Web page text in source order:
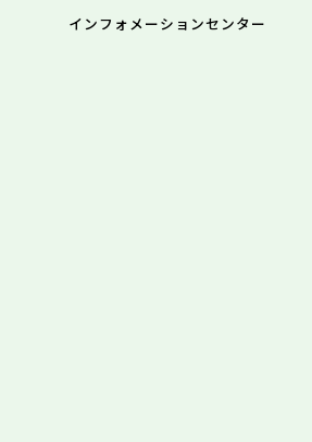
インフォメーションセンター